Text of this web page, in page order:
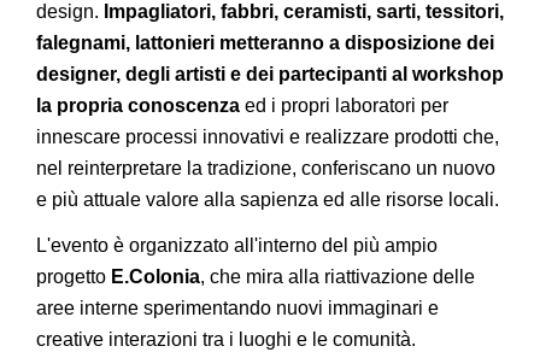
design. Impagliatori, fabbri, ceramisti, sarti, tessitori,
falegnami, lattonieri metteranno a disposizione dei
designer, degli artisti e dei partecipanti al workshop
la propria conoscenza ed i propri laboratori per
innescare processi innovativi e realizzare prodotti che,
nel reinterpretare la tradizione, conferiscano un nuovo
e più attuale valore alla sapienza ed alle risorse locali.
L'evento è organizzato all'interno del più ampio
progetto E.Colonia, che mira alla riattivazione delle
aree interne sperimentando nuovi immaginari e
creative interazioni tra i luoghi e le comunità.